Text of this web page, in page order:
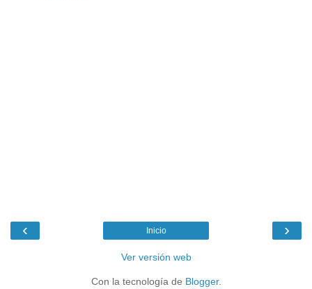
‹ ›
Inicio
Ver versión web
Con la tecnología de Blogger.